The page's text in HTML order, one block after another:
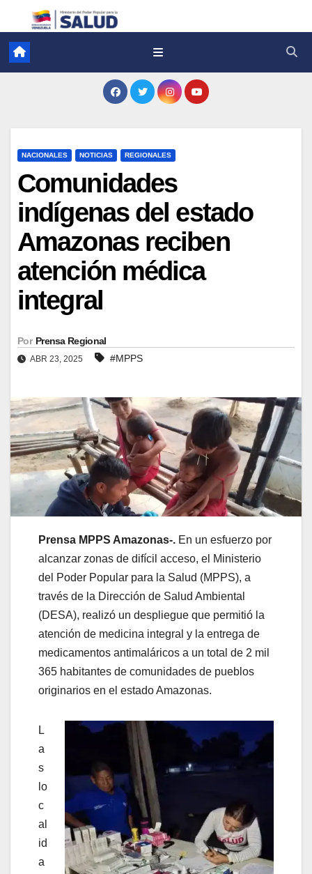
NACIONALES NOTICIAS REGIONALES
Comunidades
indígenas del estado
Amazonas reciben
atención médica
integral
Por Prensa Regional
ABR 23, 2025 #MPPS
Prensa MPPS Amazonas-. En un esfuerzo por
alcanzar zonas de difícil acceso, el Ministerio
del Poder Popular para la Salud (MPPS), a
través de la Dirección de Salud Ambiental
(DESA), realizó un despliegue que permitió la
atención de medicina integral y la entrega de
medicamentos antimaláricos a un total de 2 mil
365 habitantes de comunidades de pueblos
originarios en el estado Amazonas.
L
a
s
lo
c
al
id
a